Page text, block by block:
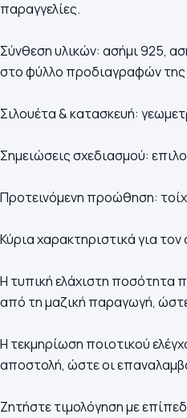
παραγγελίες.
Σύνθεση υλικών: ασήμι 925,
στο φύλλο προδιαγραφών
Σιλουέτα & κατασκευή:
Σημειώσεις σχεδιασμού:
Προτεινόμενη προώθηση:
Κύρια χαρακτηριστικά για
Η τυπική ελάχιστη ποσότητα
από τη μαζική παραγωγή,
Η τεκμηρίωση ποιοτικού
αποστολή, ώστε οι
Ζητήστε τιμολόγηση με